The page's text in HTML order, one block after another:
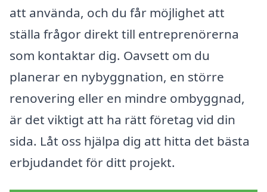
att använda, och du får möjlighet att
ställa frågor direkt till entreprenörerna
som kontaktar dig. Oavsett om du
planerar en nybyggnation, en större
renovering eller en mindre ombyggnad,
är det viktigt att ha rätt företag vid din
sida. Låt oss hjälpa dig att hitta det bästa
erbjudandet för ditt projekt.